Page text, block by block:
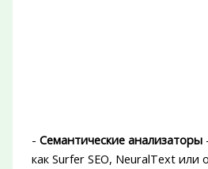
- Семантические анализаторы
как Surfer SEO, NeuralText или